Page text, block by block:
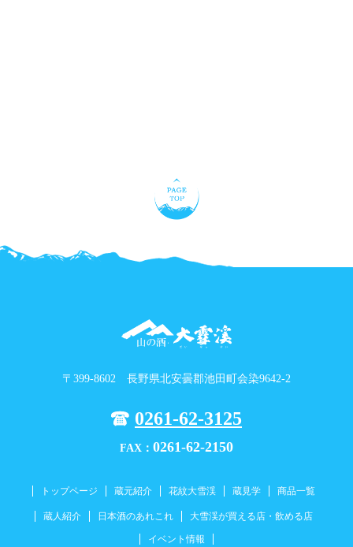
〒399-8602 長野県北安曇郡池田町会染9642-2
0261-62-3125
FAX： 0261-62-2150
トップページ 蔵元紹介 花紋大雪渓 蔵見学 商品一覧
蔵人紹介 日本酒のあれこれ 大雪渓が買える店・飲める店
イベント情報